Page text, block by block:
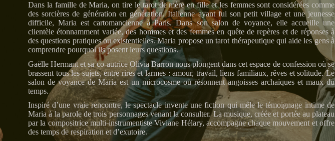
Dans la famille de Maria, on tire le tarot de mère en fille et les femmes sont considérées comme
des sorcières de génération en génération. Italienne ayant fui son petit village et une jeunesse
difficile, Maria est cartomancienne à Paris. Dans son salon de voyance, elle accueille une
clientèle étonnamment variée, des hommes et des femmes en quête de repères et de réponses à
des questions pratiques ou existentielles. Maria propose un tarot thérapeutique qui aide les gens à
comprendre pourquoi ils posent leurs questions.
Gaëlle Hermant et sa co-autrice Olivia Barron nous plongent dans cet espace de confession où se
brassent tous les sujets, entre rires et larmes : amour, travail, liens familiaux, rêves et solitude. Le
salon de voyance de Maria est un microcosme où résonnent angoisses archaïques et maux du
temps.
Inspiré d’une vraie rencontre, le spectacle invente une fiction qui mêle le témoignage intime de
Maria à la parole de trois personnages venant la consulter. La musique, créée et portée au plateau
par la compositrice multi-instrumentiste Viviane Hélary, accompagne chaque mouvement et offre
des temps de respiration et d’exutoire.